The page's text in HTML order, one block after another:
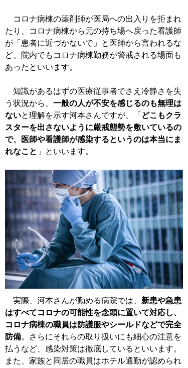
コロナ病棟の薬剤師が医局への出入りを拒まれ
たり、コロナ病棟から元の持ち場へ戻った看護師
が「患者に近づかないで」と医師から言われるな
ど、院内でもコロナ病棟勤務が警戒される場面も
あったといいます。
知識があるはずの医療従事者でさえ冷静さを失
う状況から、 一般の人が不安を感じるのも無理は
ないと理解を示す河本さんですが、「 どこもクラ
スターを出さないように厳戒態勢を敷いているの
で、医師や看護師が感染するというのは本当にま
れなこと 」といいます。
実際、河本さんが勤める病院では、 新患や急患
はすべてコロナの可能性を念頭に置いて対応し、
コロナ病棟の職員は防護服やシールドなどで完全
防備。さらにそれらの取り扱いにも細心の注意を
払うなど、感染対策は徹底しているといいます。
また、家族と同居の職員はホテル通勤が認められ